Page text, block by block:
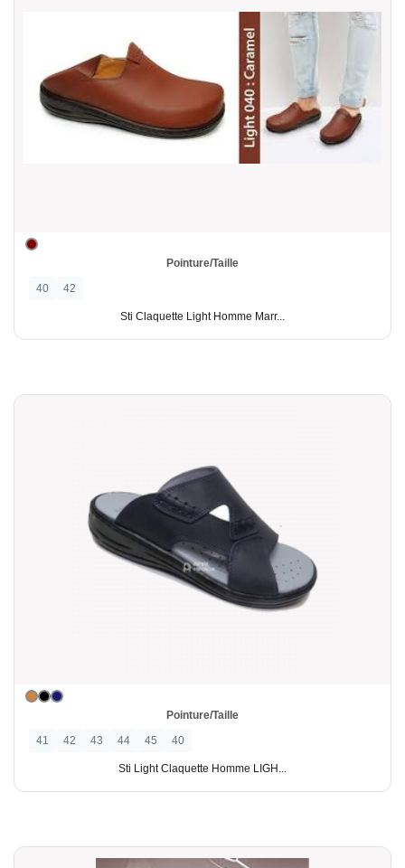
Pointure/Taille
40
42
Sti Claquette Light Homme Marr...
Pointure/Taille
41
42 43 44 45 40
Sti Light Claquette Homme LIGH...